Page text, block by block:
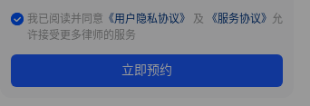
我已阅读并同意 《用户隐私协议》 及 《服务协议》 允
许接受更多律师的服务
立即预约